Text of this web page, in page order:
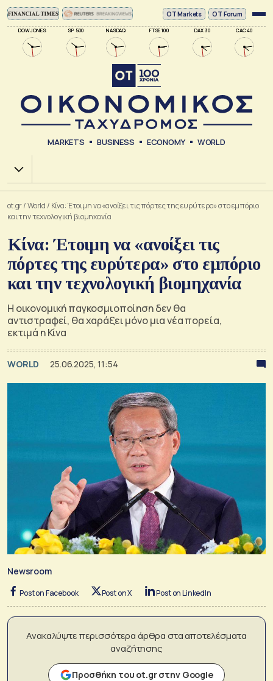
DOW JONES SP 500 NASDAQ FTSE 100 DAX 30 CAC 40
ΟΤ Markets OT Forum
MARKETS BUSINESS ECONOMY WORLD
Χ.Α.
ot.gr/World / Κίνα: Έτοιμη να «ανοίξει τις πόρτες της ευρύτερα» στο εμπόριο
και την τεχνολογική βιομηχανία
Κίνα: Έτοιμη να «ανοίξει τις
πόρτες της ευρύτερα» στο εμπόριο
και την τεχνολογική βιομηχανία
Η οικονομική παγκοσμιοποίηση δεν θα
αντιστραφεί, θα χαράξει μόνο μια νέα πορεία,
εκτιμά η Κίνα
WORLD 25.06.2025, 11:54
Newsroom
Post on Facebook Post on X Post on LinkedIn
Ανακαλύψτε περισσότερα άρθρα στα αποτελέσματα
αναζήτησης
Προσθήκη του ot.gr στην Google